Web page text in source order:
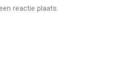
reactie plaats.